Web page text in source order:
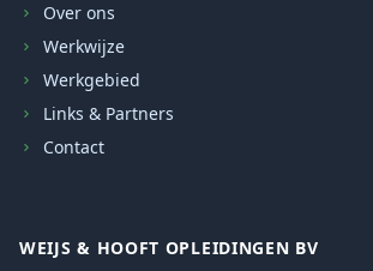
Over ons
Werkwijze
Werkgebied
Links & Partners
Contact
WEIJS & HOOFT OPLEIDINGEN BV